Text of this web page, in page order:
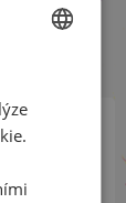
ENGLISH